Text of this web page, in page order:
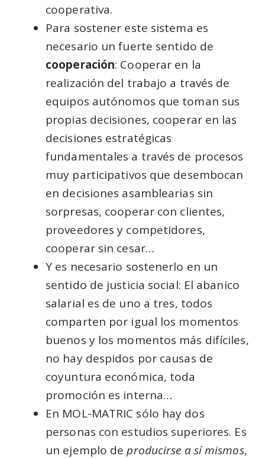
cooperativa.
Para sostener este sistema es
necesario un fuerte sentido de
cooperación: Cooperar en la
realización del trabajo a través de
equipos autónomos que toman sus
propias decisiones, cooperar en las
decisiones estratégicas
fundamentales a través de procesos
muy participativos que desembocan
en decisiones asamblearias sin
sorpresas, cooperar con clientes,
proveedores y competidores,
cooperar sin cesar…
Y es necesario sostenerlo en un
sentido de justicia social: El abanico
salarial es de uno a tres, todos
comparten por igual los momentos
buenos y los momentos más difíciles,
no hay despidos por causas de
coyuntura económica, toda
promoción es interna…
En MOL-MATRIC sólo hay dos
personas con estudios superiores. Es
un ejemplo deproducirse a sí mismos,